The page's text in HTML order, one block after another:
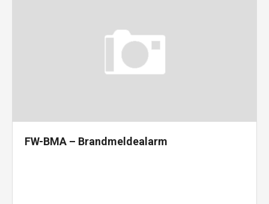
FW-BMA – Brandmeldealarm